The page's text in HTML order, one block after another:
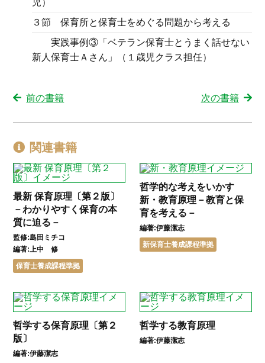
児）
３節 保育所と保育士をめぐる問題から考える
実践事例③「ベテラン保育士とうまく話せない
新人保育士Ａさん」（１歳児クラス担任）
前の書籍 次の書籍
関連書籍
最新 保育原理〔第２版〕
－わかりやすく保育の本
質に迫る－
監修:島田ミチコ
編著:上中 修
保育士養成課程準拠
哲学的な考えをいかす
新・教育原理－教育と保
育を考える－
編著:伊藤潔志
新保育士養成課程準拠
哲学する保育原理〔第２
版〕
編著:伊藤潔志
哲学する教育原理
編著:伊藤潔志